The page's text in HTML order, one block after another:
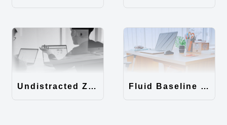
Undistracted Zen主题汉化包 Fluid Baseline Grid主题汉化包